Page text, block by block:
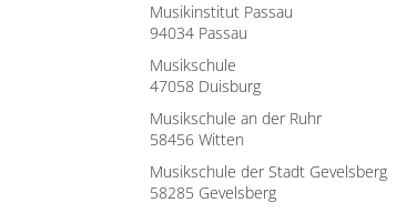
Musikinstitut Passau
94034 Passau
Musikschule
47058 Duisburg
Musikschule an der Ruhr
58456 Witten
Musikschule der Stadt Gevelsberg
58285 Gevelsberg